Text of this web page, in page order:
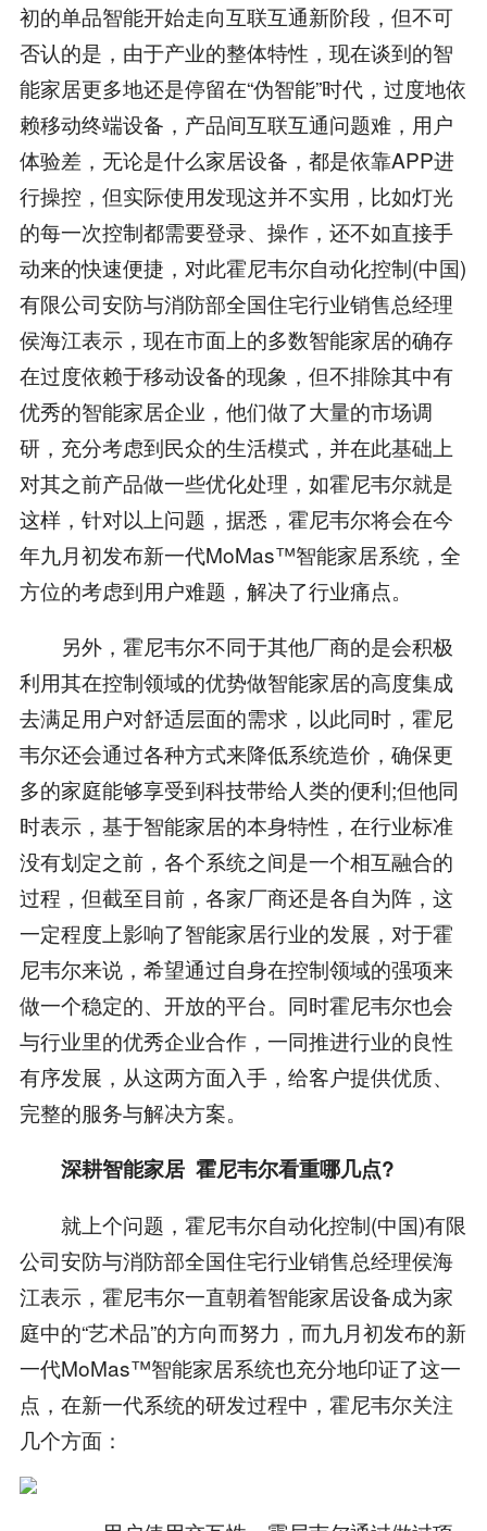
初的单品智能开始走向互联互通新阶段，但不可
否认的是，由于产业的整体特性，现在谈到的智
能家居更多地还是停留在“伪智能”时代，过度地依
赖移动终端设备，产品间互联互通问题难，用户
体验差，无论是什么家居设备，都是依靠APP进
行操控，但实际使用发现这并不实用，比如灯光
的每一次控制都需要登录、操作，还不如直接手
动来的快速便捷，对此霍尼韦尔自动化控制(中国)
有限公司安防与消防部全国住宅行业销售总经理
侯海江表示，现在市面上的多数智能家居的确存
在过度依赖于移动设备的现象，但不排除其中有
优秀的智能家居企业，他们做了大量的市场调
研，充分考虑到民众的生活模式，并在此基础上
对其之前产品做一些优化处理，如霍尼韦尔就是
这样，针对以上问题，据悉，霍尼韦尔将会在今
年九月初发布新一代MoMas™智能家居系统，全
方位的考虑到用户难题，解决了行业痛点。
另外，霍尼韦尔不同于其他厂商的是会积极
利用其在控制领域的优势做智能家居的高度集成
去满足用户对舒适层面的需求，以此同时，霍尼
韦尔还会通过各种方式来降低系统造价，确保更
多的家庭能够享受到科技带给人类的便利;但他同
时表示，基于智能家居的本身特性，在行业标准
没有划定之前，各个系统之间是一个相互融合的
过程，但截至目前，各家厂商还是各自为阵，这
一定程度上影响了智能家居行业的发展，对于霍
尼韦尔来说，希望通过自身在控制领域的强项来
做一个稳定的、开放的平台。同时霍尼韦尔也会
与行业里的优秀企业合作，一同推进行业的良性
有序发展，从这两方面入手，给客户提供优质、
完整的服务与解决方案。
深耕智能家居 霍尼韦尔看重哪几点?
就上个问题，霍尼韦尔自动化控制(中国)有限
公司安防与消防部全国住宅行业销售总经理侯海
江表示，霍尼韦尔一直朝着智能家居设备成为家
庭中的“艺术品”的方向而努力，而九月初发布的新
一代MoMas™智能家居系统也充分地印证了这一
点，在新一代系统的研发过程中，霍尼韦尔关注
几个方面：